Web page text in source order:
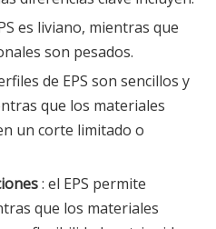
es liviano, mientras que
son pesados.
de EPS son sencillos y
que los materiales
un corte limitado o
: el EPS permite
que los materiales